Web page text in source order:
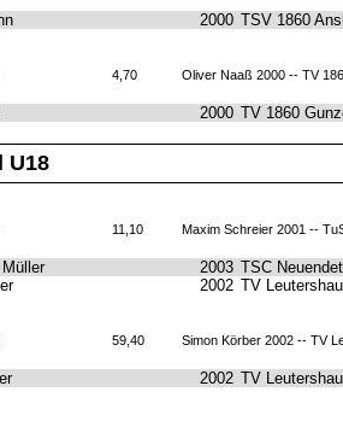
2000 TSV 1860
4,70 Oliver Naaß 2000 -- TV
2000 TV 1860
U18
11,10 Maxim Schreier 2001 --
2003 TSC
2002 TV
59,40 Simon Körber 2002 -- TV
2002 TV